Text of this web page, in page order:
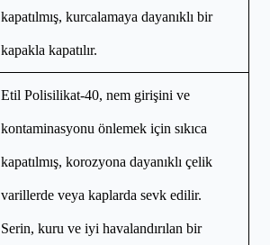
kapatılmış, kurcalamaya dayanıklı bir
kapakla kapatılır.
Etil Polisilikat-40, nem girişini ve
kontaminasyonu önlemek için sıkıca
kapatılmış, korozyona dayanıklı çelik
varillerde veya kaplarda sevk edilir.
Serin, kuru ve iyi havalandırılan bir